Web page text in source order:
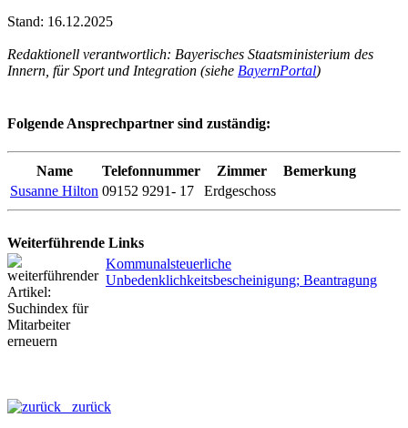
Stand: 16.12.2025
Redaktionell verantwortlich: Bayerisches Staatsministerium des
Innern, für Sport und Integration (siehe BayernPortal)
Folgende Ansprechpartner sind zuständig:
Name Telefonnummer Zimmer
Bemerkung
Susanne Hilton 09152 9291- 17 Erdgeschoss
Weiterführende Links
Kommunalsteuerliche
Unbedenklichkeitsbescheinigung; Beantragung
zurück